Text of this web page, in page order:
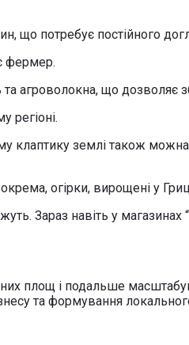
що потребує постійного
фермер.
агроволокна, що дозволяє
регіоні.
клаптику землі також
огірки, вирощені у
Зараз навіть у
площ і подальше
та формування